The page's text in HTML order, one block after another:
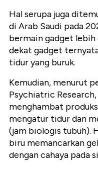
Hal serupa juga
di Arab Saudi pada
bermain gadget
dekat gadget
tidur yang buruk.
Kemudian, menurut
Psychiatric
menghambat
mengatur tidur dan
(jam biologis tubuh).
biru memancarkan
dengan cahaya pada